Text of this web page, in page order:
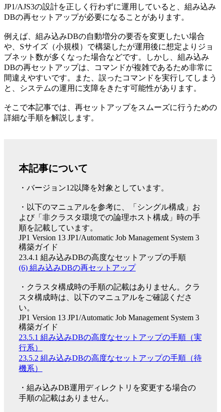
JP1/AJS3の設計を正しく行わずに運用していると、組み込み
DBの再セットアップが必要になることがあります。
例えば、組み込みDBの自動増分の要否を変更したい場合
や、Sサイズ（小規模）で構築したが運用後に想定よりジョ
ブネット数が多くなった場合などです。しかし、組み込み
DBの再セットアップは、コマンドが複雑であるため非常に
間違えやすいです。また、誤ったコマンドを実行してしまう
と、システムの運用に支障をきたす可能性があります。
そこで本記事では、再セットアップをスムーズに行うための
詳細な手順を解説します。
本記事について
・バージョン12以降を対象としています。
・以下のマニュアルを参考に、「シングル構成」お
よび「非クラスタ環境での論理ホスト構成」時の手
順を記載しています。
JP1 Version 13 JP1/Automatic Job Management System 3
構築ガイド
23.4.1 組み込みDBの高度なセットアップの手順
(6) 組み込みDBの再セットアップ
・クラスタ構成時の手順の記載はありません。クラ
スタ構成時は、以下のマニュアルをご確認くださ
い。
JP1 Version 13 JP1/Automatic Job Management System 3
構築ガイド
23.5.1 組み込みDBの高度なセットアップの手順（実
行系）
23.5.2 組み込みDBの高度なセットアップの手順（待
機系）
・組み込みDB運用ディレクトリを変更する場合の
手順の記載はありません。